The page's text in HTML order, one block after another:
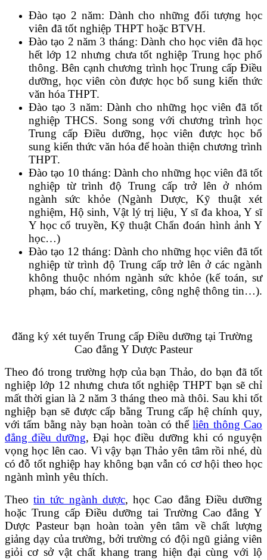
Đào tạo 2 năm: Dành cho những đối tượng học
viên đã tốt nghiệp THPT hoặc BTVH.
Đào tạo 2 năm 3 tháng: Dành cho học viên đã học
hết lớp 12 nhưng chưa tốt nghiệp Trung học phổ
thông. Bên cạnh chương trình học Trung cấp Điều
dưỡng, học viên còn được học bổ sung kiến thức
văn hóa THPT.
Đào tạo 3 năm: Dành cho những học viên đã tốt
nghiệp THCS. Song song với chương trình học
Trung cấp Điều dưỡng, học viên được học bổ
sung kiến thức văn hóa để hoàn thiện chương trình
THPT.
Đào tạo 10 tháng: Dành cho những học viên đã tốt
nghiệp từ trình độ Trung cấp trở lên ở nhóm
ngành sức khỏe (Ngành Dược, Kỹ thuật xét
nghiệm, Hộ sinh, Vật lý trị liệu, Y sĩ đa khoa, Y sĩ
Y học cổ truyền, Kỹ thuật Chẩn đoán hình ảnh Y
học…)
Đào tạo 12 tháng: Dành cho những học viên đã tốt
nghiệp từ trình độ Trung cấp trở lên ở các ngành
không thuộc nhóm ngành sức khỏe (kế toán, sư
phạm, báo chí, marketing, công nghệ thông tin…).
đăng ký xét tuyển Trung cấp Điều dưỡng tại Trường
Cao đẳng Y Dược Pasteur
Theo đó trong trường hợp của bạn Thảo, do bạn đã tốt
nghiệp lớp 12 nhưng chưa tốt nghiệp THPT bạn sẽ chỉ
mất thời gian là 2 năm 3 tháng theo mà thôi. Sau khi tốt
nghiệp bạn sẽ được cấp bằng Trung cấp hệ chính quy,
với tấm bằng này bạn hoàn toàn có thểliên thông Cao
đẳng điều dưỡng, Đại học điều dưỡng khi có nguyện
vọng học lên cao. Vì vậy bạn Thảo yên tâm rồi nhé, dù
có đỗ tốt nghiệp hay không bạn vẫn có cơ hội theo học
ngành mình yêu thích.
Theotin tức ngành dược, học Cao đẳng Điều dưỡng
hoặc Trung cấp Điều dưỡng tai Trường Cao đẳng Y
Dược Pasteur bạn hoàn toàn yên tâm về chất lượng
giảng dạy của trường, bởi trường có đội ngũ giảng viên
giỏi cơ sở vật chất khang trang hiện đại cùng với lộ